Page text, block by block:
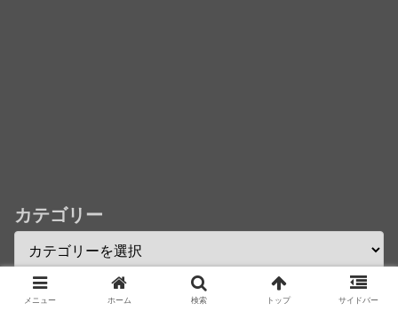
カテゴリー
アーカイブ
メニュー ホーム 検索 トップ サイドバー